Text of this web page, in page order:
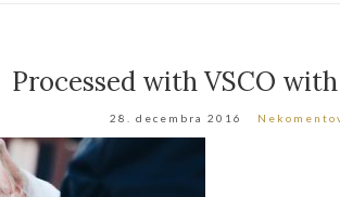
Processed with VSCO
28. decembra 2016